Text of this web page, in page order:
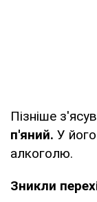
Пізніше
п'яний. У
алкоголю.
Зникли